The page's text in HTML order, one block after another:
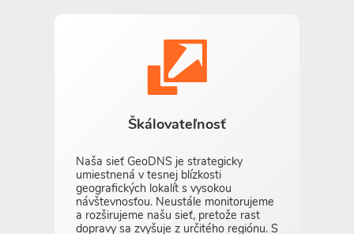
Škálovateľnosť
Naša sieť GeoDNS je strategicky
umiestnená v tesnej blízkosti
geografických lokalít s vysokou
návštevnosťou. Neustále monitorujeme
a rozširujeme našu sieť, pretože rast
dopravy sa zvyšuje z určitého regiónu. S